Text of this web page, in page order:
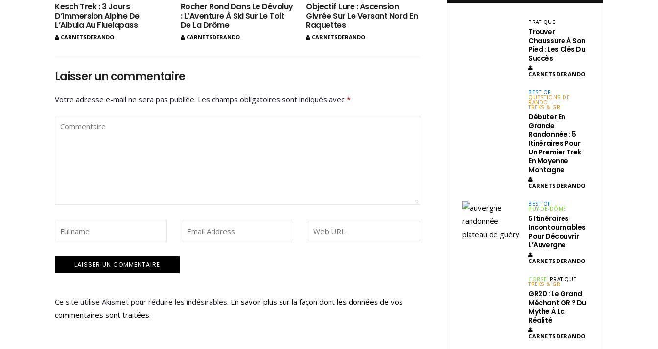
Kesch Trek : 3 Jours
D’Immersion Alpine De
L’Albula Au Fluelapass
CARNETSDERANDO
Rocher Rond Dans Le Dévoluy
: L’Aventure À Ski Sur Le Toit
De La Drôme
CARNETSDERANDO
Objectif Lure : Ascension
Givrée Sur Le Versant Nord En
Raquettes
CARNETSDERANDO
Laisser un commentaire
Votre adresse e-mail ne sera pas publiée. Les champs obligatoires sont indiqués avec *
Ce site utilise Akismet pour réduire les indésirables. En savoir plus sur la façon dont les données de vos
commentaires sont traitées.
PRATIQUE
Trouver
Chaussure À Son
Pied : Les Clés Du
Succès
CARNETSDERANDO
BEST OF
QUESTIONS DE
RANDO
TREKS & GR
Débuter En
Grande
Randonnée : 5
Itinéraires Pour
Un Premier Trek
En Moyenne
Montagne
CARNETSDERANDO
BEST OF
PUY-DE-DÔME
5 Itinéraires
Incontournables
Pour Découvrir
L’Auvergne
CARNETSDERANDO
CORSE PRATIQUE
TREKS & GR
GR20 : Le Grand
Méchant GR ? Du
Mythe À La
Réalité
CARNETSDERANDO